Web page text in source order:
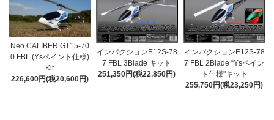
Neo CALIBER GT15-70
0 FBL (Ysペイント仕様)
Kit
226,600円(税20,600円)
インパクションE12S-78
7 FBL 3Blade キット
251,350円(税22,850円)
インパクションE12S-78
7 FBL 2Blade “Ysペイン
ト仕様"キット
255,750円(税23,250円)